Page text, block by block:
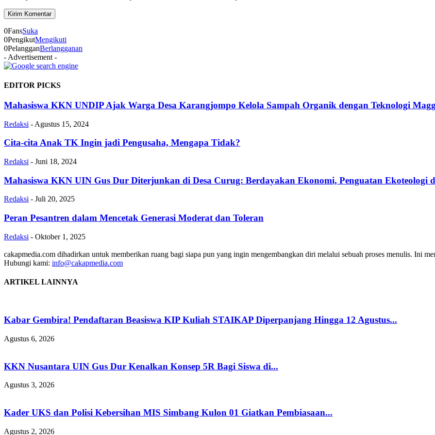
0FansSuka
0PengikutMengikuti
0PelangganBerlangganan
- Advertisement -
EDITOR PICKS
Mahasiswa KKN UNDIP Ajak Warga Desa Karangjompo Kelola Sampah Organik dengan Teknologi
Redaksi - Agustus 15, 2024
Cita-cita Anak TK Ingin jadi Pengusaha, Mengapa Tidak?
Redaksi - Juni 18, 2024
Mahasiswa KKN UIN Gus Dur Diterjunkan di Desa Curug: Berdayakan Ekonomi, Penguatan Ekoteologi
Redaksi - Juli 20, 2025
Peran Pesantren dalam Mencetak Generasi Moderat dan Toleran
Redaksi - Oktober 1, 2025
cakapmedia.com dihadirkan untuk memberikan ruang bagi siapa pun yang ingin mengembangkan diri melalui sebuah proses menulis. Ini
Hubungi kami: info@cakapmedia.com
ARTIKEL LAINNYA
Kabar Gembira! Pendaftaran Beasiswa KIP Kuliah STAIKAP Diperpanjang Hingga 12 Agustus...
Agustus 6, 2026
KKN Nusantara UIN Gus Dur Kenalkan Konsep 5R Bagi Siswa di...
Agustus 3, 2026
Kader UKS dan Polisi Kebersihan MIS Simbang Kulon 01 Giatkan Pembiasaan...
Agustus 2, 2026